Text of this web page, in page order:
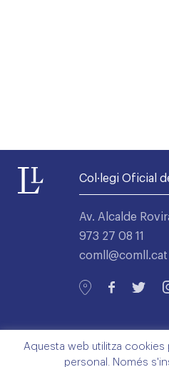
Col·legi Oficial
Av. Alcalde
973 27 08 11
comll@comll.cat
Aquesta web utilitza
personal. Només